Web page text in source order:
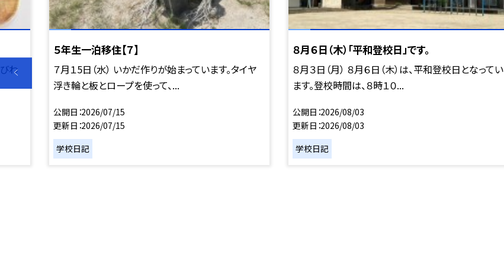
わ
５年生一泊移住【７】
７月１5日（水） いかだ作りが始まっています。タイヤ
浮き輪と板とロープを使って、...
公開日 2026/07/15
更新日 2026/07/15
学校日記
８月６日（木）「平和登校日」です。
８月３日（月） ８月６日（木）は、平和登校日となってい
ます。登校時間は、８時１０...
公開日 2026/08/03
更新日 2026/08/03
学校日記